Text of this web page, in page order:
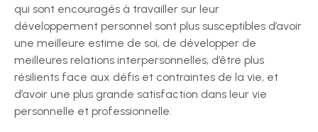
qui sont encouragés à travailler sur leur
développement personnel sont plus susceptibles d’avoir
une meilleure estime de soi, de développer de
meilleures relations interpersonnelles, d’être plus
résilients face aux défis et contraintes de la vie, et
d’avoir une plus grande satisfaction dans leur vie
personnelle et professionnelle.